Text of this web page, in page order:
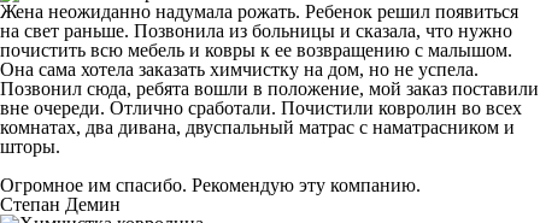
Жена неожиданно надумала рожать. Ребенок решил появиться
на свет раньше. Позвонила из больницы и сказала, что нужно
почистить всю мебель и ковры к ее возвращению с малышом.
Она сама хотела заказать химчистку на дом, но не успела.
Позвонил сюда, ребята вошли в положение, мой заказ поставили
вне очереди. Отлично сработали. Почистили ковролин во всех
комнатах, два дивана, двуспальный матрас с наматрасником и
шторы.
Огромное им спасибо. Рекомендую эту компанию.
Степан Демин